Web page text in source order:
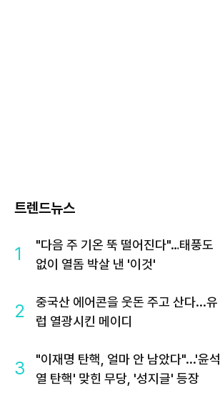
트렌드뉴스
1
"다음 주 기온 뚝 떨어진다"…태풍도
없이 열돔 박살 낸 '이것'
2
중국산 에어콘을 웃돈 주고 산다...유
럽 열광시킨 메이디
3
"이재명 탄핵, 얼마 안 남았다"...'윤석
열 탄핵' 맞힌 무당, '성지글' 등장